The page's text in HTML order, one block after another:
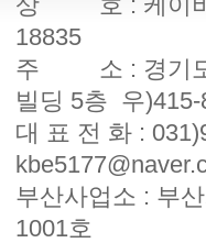
상 호 : 케이비
18835
주 소 : 경기도
빌딩 5층 우)415-
대 표 전 화 :
부산사업소 : 부
1001호